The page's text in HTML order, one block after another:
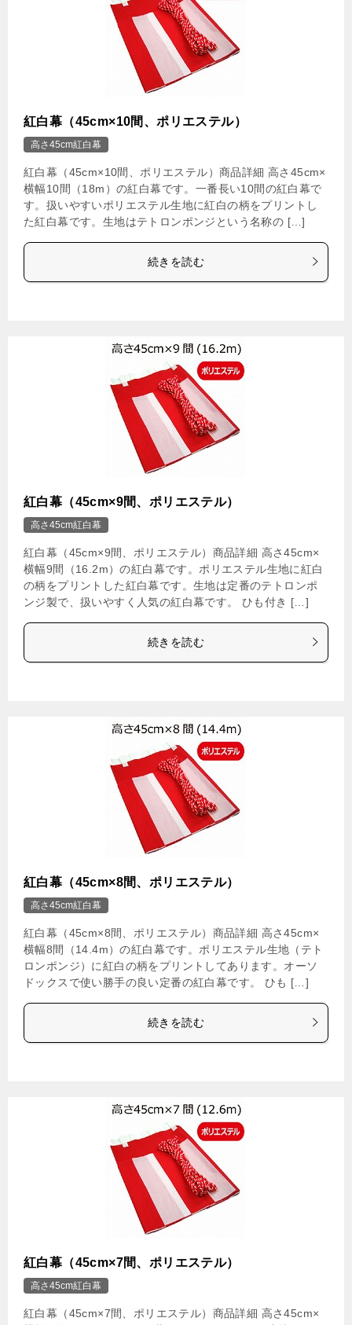
紅白幕（45cm×10間、ポリエステル）
高さ45cm紅白幕
紅白幕（45cm×10間、ポリエステル）商品詳細 高さ45cm×
横幅10間（18m）の紅白幕です。一番長い10間の紅白幕で
す。扱いやすいポリエステル生地に紅白の柄をプリントし
た紅白幕です。生地はテトロンポンジという名称の […]
続きを読む
紅白幕（45cm×9間、ポリエステル）
高さ45cm紅白幕
紅白幕（45cm×9間、ポリエステル）商品詳細 高さ45cm×
横幅9間（16.2m）の紅白幕です。ポリエステル生地に紅白
の柄をプリントした紅白幕です。生地は定番のテトロンポ
ンジ製で、扱いやすく人気の紅白幕です。 ひも付き […]
続きを読む
紅白幕（45cm×8間、ポリエステル）
高さ45cm紅白幕
紅白幕（45cm×8間、ポリエステル）商品詳細 高さ45cm×
横幅8間（14.4m）の紅白幕です。ポリエステル生地（テト
ロンポンジ）に紅白の柄をプリントしてあります。オーソ
ドックスで使い勝手の良い定番の紅白幕です。 ひも […]
続きを読む
紅白幕（45cm×7間、ポリエステル）
高さ45cm紅白幕
紅白幕（45cm×7間、ポリエステル）商品詳細 高さ45cm×